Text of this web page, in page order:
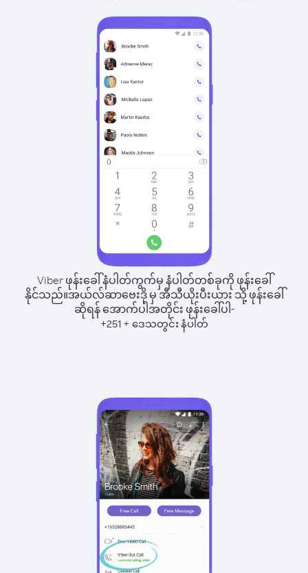
Viber ဖုန်းခေါ်နံပါတ်ကွက်မှ နံပါတ်တစ်ခုကို ဖုန်းခေါ်
နိုင်သည်။အယ်လ်ဆာဗေးဒို မှ အီသီယိုးပီးယား သို့ ဖုန်းခေါ်
ဆိုရန် အောက်ပါအတိုင်း ဖုန်းခေါ်ပါ-
+251+ ဒေသတွင်း နံပါတ်